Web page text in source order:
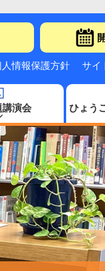
人情報保護方針 サイ
講演会 ひょう